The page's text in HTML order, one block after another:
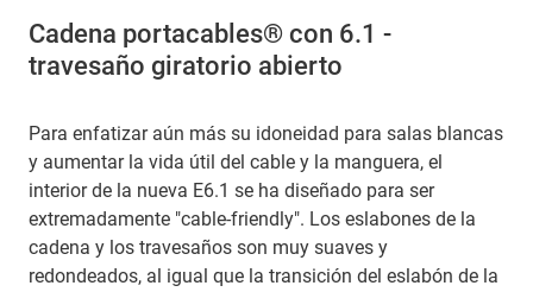
Cadena portacables® con 6.1 -
travesaño giratorio abierto
Para enfatizar aún más su idoneidad para salas blancas
y aumentar la vida útil del cable y la manguera, el
interior de la nueva E6.1 se ha diseñado para ser
extremadamente "cable-friendly". Los eslabones de la
cadena y los travesaños son muy suaves y
redondeados, al igual que la transición del eslabón de la